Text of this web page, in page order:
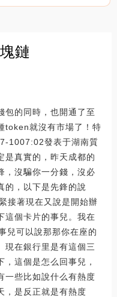
鏈
包的同時，也開通了至
token就沒有市場了！特
1007:02發表于湖南質
是真實的，昨天成都的
，沒騙你一分錢，沒必
的，以下是先鋒的說
接著現在又說是開始辦
這個卡片的事兒。我在
兒可以說那那你在座的
現在銀行里是有這個三
這個是怎么回事兒，
一些比如說什么有熱度
，是反正就是有熱度